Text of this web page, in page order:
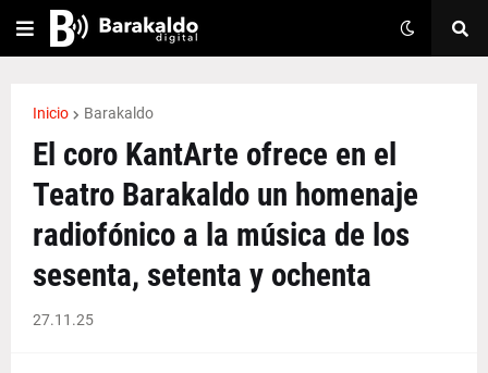
Inicio Barakaldo
El coro KantArte ofrece en el
Teatro Barakaldo un homenaje
radiofónico a la música de los
sesenta, setenta y ochenta
27.11.25